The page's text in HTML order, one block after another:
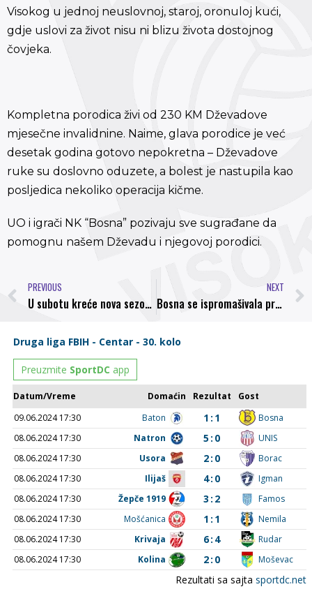
Visokog u jednoj neuslovnoj, staroj, oronuloj kući,
gdje uslovi za život nisu ni blizu života dostojnog
čovjeka.
Kompletna porodica živi od 230 KM Dževadove
mjesečne invalidnine. Naime, glava porodice je već
desetak godina gotovo nepokretna – Dževadove
ruke su doslovno oduzete, a bolest je nastupila kao
posljedica nekoliko operacija kičme.
UO i igrači NK “Bosna” pozivaju sve sugrađane da
pomognu našem Dževadu i njegovoj porodici.
PREVIOUS
U subotu kreće nova sezona
NEXT
Bosna se ispromašivala protiv bezopasnog Orašja, naši momci slavili golom Čabaravdića